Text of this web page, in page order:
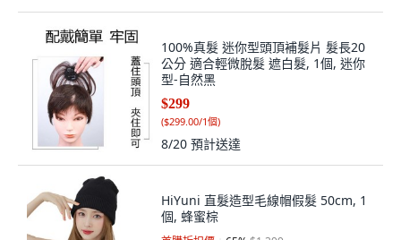
100%真髮 迷你型頭頂補髮片 髮長20
公分 適合輕微脫髮 遮白髮, 1個, 迷你
型-自然黑
$299
($299.00/1個)
8/20 預計送達
HiYuni 直髮造型毛線帽假髮 50cm, 1
個, 蜂蜜棕